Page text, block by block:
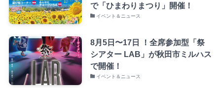
で「ひまわりまつり」開催！
イベント＆ニュース
8月5日〜17日 ！全席参加型「祭
シアター LAB」が秋田市ミルハス
で開催！
イベント＆ニュース